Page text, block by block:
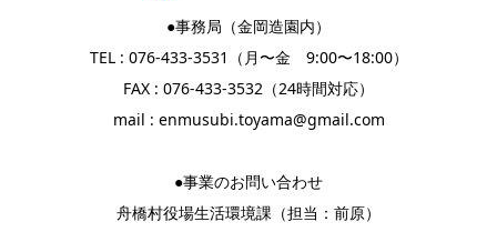
●事務局（金岡造園内）
TEL : 076-433-3531（月〜金 9:00〜18:00）
FAX : 076-433-3532（24時間対応）
mail : enmusubi.toyama@gmail.com
●事業のお問い合わせ
舟橋村役場生活環境課（担当：前原）